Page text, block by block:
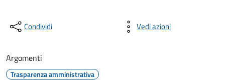
Condividi Vedi azioni
Argomenti
Trasparenza amministrativa